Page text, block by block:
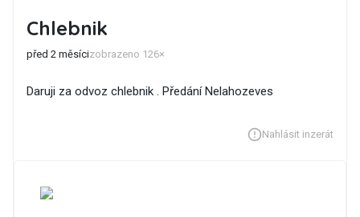
Chlebnik
před 2 měsícizobrazeno 126×
Daruji za odvoz chlebnik . Předání Nelahozeves
Nahlásit inzerát